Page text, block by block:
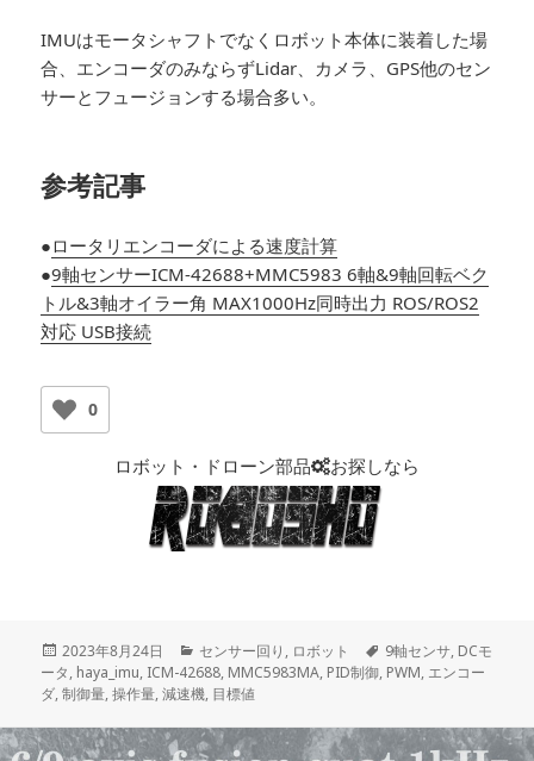
IMUはモータシャフトでなくロボット本体に装着した場
合、エンコーダのみならずLidar、カメラ、GPS他のセン
サーとフュージョンする場合多い。
参考記事
●ロータリエンコーダによる速度計算
●9軸センサーICM-42688+MMC5983 6軸&9軸回転ベク
トル&3軸オイラー角 MAX1000Hz同時出力 ROS/ROS2
対応 USB接続
0
ロボット・ドローン部品 お探しなら
投
稿
日:
2023年8月24日
カ
テ
ゴ
ー
センサー回り , ロボット
タ
グ
9軸センサ, DCモ
ータ, haya_imu, ICM-42688, MMC5983MA, PID制御, PWM, エンコー
ダ,制御量,操作量,減速機, 目標値